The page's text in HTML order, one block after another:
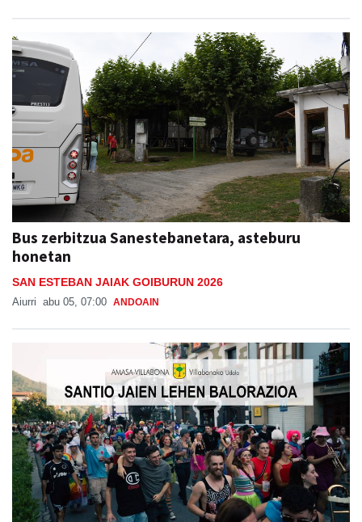
Bus zerbitzua Sanestebanetara, asteburu
honetan
SAN ESTEBAN JAIAK GOIBURUN 2026
Aiurri abu 05, 07:00 ANDOAIN